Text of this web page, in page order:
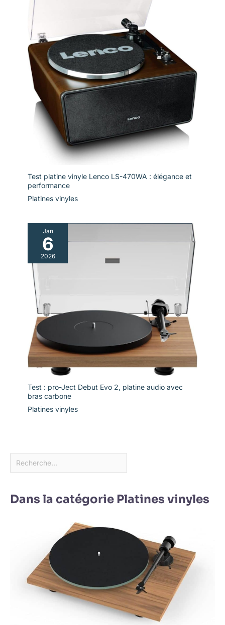
Test platine vinyle Lenco LS-470WA : élégance et
performance
Platines vinyles
Jan
6
2026
Test : pro-Ject Debut Evo 2, platine audio avec
bras carbone
Platines vinyles
Dans la catégorie Platines vinyles